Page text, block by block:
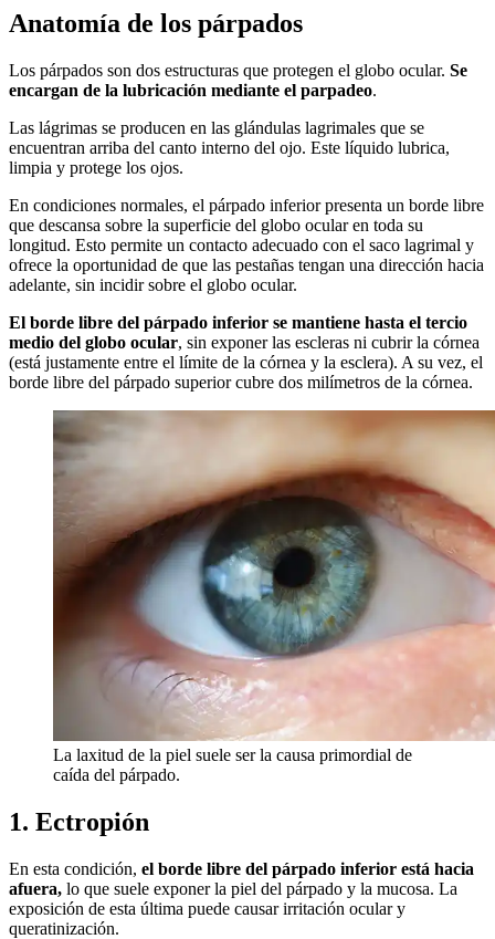
Anatomía de los párpados
Los párpados son dos estructuras que protegen el globo ocular. Se
encargan de la lubricación mediante el parpadeo.
Las lágrimas se producen en las glándulas lagrimales que se
encuentran arriba del canto interno del ojo. Este líquido lubrica,
limpia y protege los ojos.
En condiciones normales, el párpado inferior presenta un borde libre
que descansa sobre la superficie del globo ocular en toda su
longitud. Esto permite un contacto adecuado con el saco lagrimal y
ofrece la oportunidad de que las pestañas tengan una dirección hacia
adelante, sin incidir sobre el globo ocular.
El borde libre del párpado inferior se mantiene hasta el tercio
medio del globo ocular, sin exponer las escleras ni cubrir la córnea
(está justamente entre el límite de la córnea y la esclera). A su vez, el
borde libre del párpado superior cubre dos milímetros de la córnea.
La laxitud de la piel suele ser la causa primordial de
caída del párpado.
1. Ectropión
En esta condición, el borde libre del párpado inferior está hacia
afuera, lo que suele exponer la piel del párpado y la mucosa. La
exposición de esta última puede causar irritación ocular y
queratinización.